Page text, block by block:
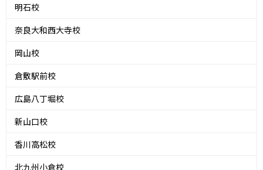
明石校
奈良大和西大寺校
岡山校
倉敷駅前校
広島八丁堀校
新山口校
香川高松校
北九州小倉校